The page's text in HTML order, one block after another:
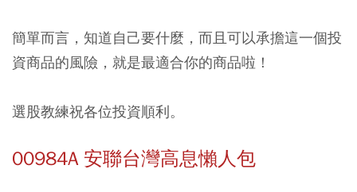
簡單而言，知道自己要什麼，而且可以承擔這一個投
資商品的風險，就是最適合你的商品啦！
選股教練祝各位投資順利。
00984A 安聯台灣高息懶人包